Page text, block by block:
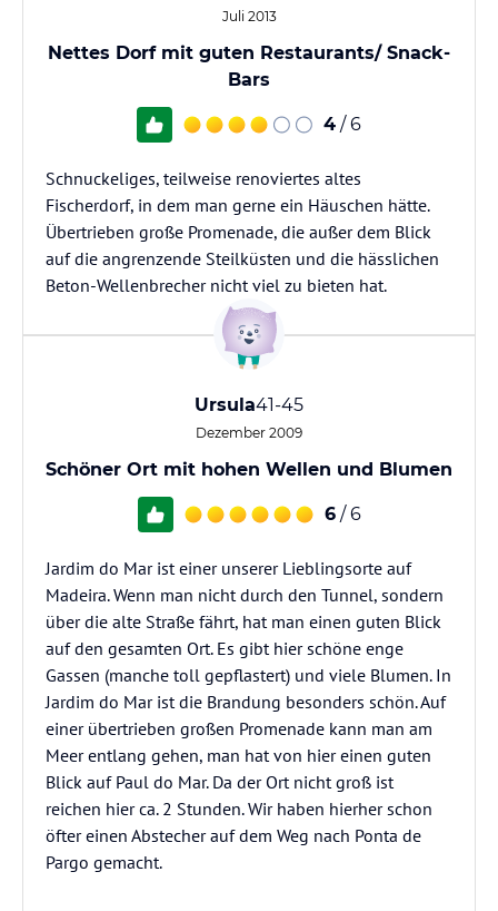
Juli 2013
Nettes Dorf mit guten Restaurants/ Snack-
Bars
4 / 6
Schnuckeliges, teilweise renoviertes altes
Fischerdorf, in dem man gerne ein Häuschen hätte.
Übertrieben große Promenade, die außer dem Blick
auf die angrenzende Steilküsten und die hässlichen
Beton-Wellenbrecher nicht viel zu bieten hat.
Ursula41-45
Dezember 2009
Schöner Ort mit hohen Wellen und Blumen
6 / 6
Jardim do Mar ist einer unserer Lieblingsorte auf
Madeira. Wenn man nicht durch den Tunnel, sondern
über die alte Straße fährt, hat man einen guten Blick
auf den gesamten Ort. Es gibt hier schöne enge
Gassen (manche toll gepflastert) und viele Blumen. In
Jardim do Mar ist die Brandung besonders schön. Auf
einer übertrieben großen Promenade kann man am
Meer entlang gehen, man hat von hier einen guten
Blick auf Paul do Mar. Da der Ort nicht groß ist
reichen hier ca. 2 Stunden. Wir haben hierher schon
öfter einen Abstecher auf dem Weg nach Ponta de
Pargo gemacht.